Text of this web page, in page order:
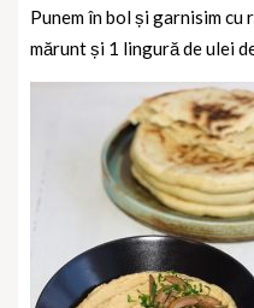
Punem în bol și garnisim
mărunt și 1 lingură de ulei